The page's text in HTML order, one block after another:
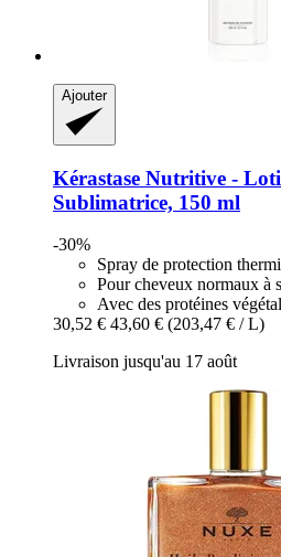
Ajouter
Kérastase Nutritive -​
Sublimatrice, 150 ml
-30%
Spray de protection
Pour cheveux normaux à
Avec des protéines
30,52 € 43,60 € (203,47 € / L)
Livraison jusqu'au 17 août